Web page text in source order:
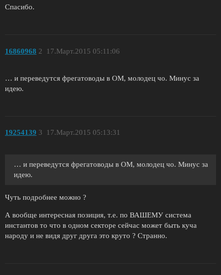
Спасибо.
16860968 17.Март.2015 05:11:06
2
… и переведутся фрегатоводы в ОМ, молодец чо. Минус за
идею.
19254139 17.Март.2015 05:13:31
3
… и переведутся фрегатоводы в ОМ, молодец чо. Минус за
идею.
Чуть подробнее можно ?
А вообще интересная позиция, т.е. по ВАШЕМУ система
инстантов то что в одном секторе сейчас может быть куча
народу и не видя друг друга это круто ? Странно.